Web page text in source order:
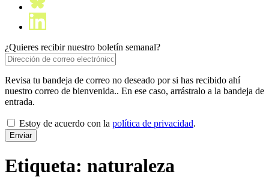
¿Quieres recibir nuestro boletín semanal?
Revisa tu bandeja de correo no deseado por si has recibido ahí
nuestro correo de bienvenida.. En ese caso, arrástralo a la bandeja de
entrada.
Estoy de acuerdo con la política de privacidad.
Etiqueta: naturaleza